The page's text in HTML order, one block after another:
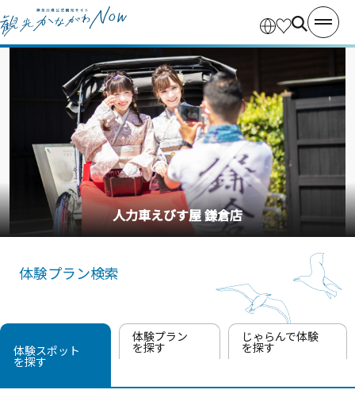
釣り船・丸十丸
体験プラン検索
体験スポット
を探す
体験プラン
を探す
じゃらんで体験
を探す